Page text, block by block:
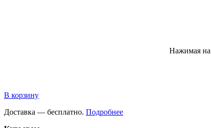
Нажимая на
В корзину
Доставка — бесплатно. Подробнее